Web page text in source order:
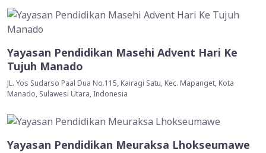
Yayasan Pendidikan Masehi Advent Hari Ke
Tujuh Manado
JL. Yos Sudarso Paal Dua No.115, Kairagi Satu, Kec. Mapanget, Kota
Manado, Sulawesi Utara, Indonesia
Yayasan Pendidikan Meuraksa Lhokseumawe